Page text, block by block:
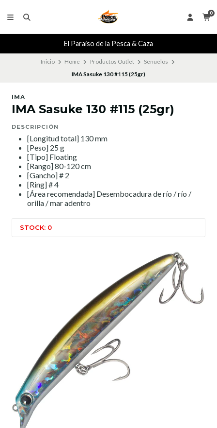
0
El Paraiso de la Pesca & Caza
Inicio Home Productos Outlet
Señuelos
IMA Sasuke 130 #115 (25gr)
IMA
IMA Sasuke 130 #115 (25gr)
DESCRIPCIÓN
[Longitud total] 130 mm
[Peso] 25 g
[Tipo] Floating
[Rango] 80-120 cm
[Gancho] # 2
[Ring] # 4
[Área recomendada] Desembocadura de río / río /
orilla / mar adentro
STOCK: 0